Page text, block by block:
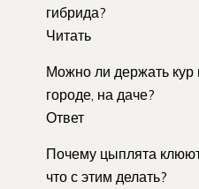
гибрида?
Читать
Можно ли держать
городе, на даче?
Ответ
Почему цыплята
что с этим делать?